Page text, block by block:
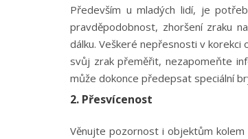
Především u mladých lidí, je
pravděpodobnost, zhoršení zraku
dálku. Veškeré nepřesnosti v korekci
svůj zrak přeměřit, nezapomeňte
může dokonce předepsat speciální
2. Přesvícenost
Věnujte pozornost i objektům kolem